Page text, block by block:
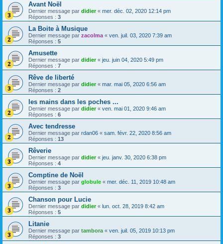
Avant Noël
Dernier message par didier« mer. déc. 02, 2020 12:14 pm
Réponses : 3
La Boite à Musique
Dernier message par zacolma « ven. juil. 03, 2020 7:39 am
Réponses : 5
Amusette
Dernier message par didier« jeu. juin 04, 2020 5:49 pm
Réponses : 7
Rêve de liberté
Dernier message par didier« mar. mai 05, 2020 6:56 am
Réponses : 2
les mains dans les poches ...
Dernier message par didier« ven. mai 01, 2020 9:46 am
Réponses : 6
Avec tendresse
Dernier message par rdan06 « sam. févr. 22, 2020 8:56 am
Réponses : 13
Rêverie
Dernier message par didier« jeu. janv. 30, 2020 6:38 pm
Réponses : 4
Comptine de Noël
Dernier message par globule « mer. déc. 11, 2019 10:48 am
Réponses : 3
Chanson pour Lucie
Dernier message par didier« lun. oct. 28, 2019 8:42 am
Réponses : 5
Litanie
Dernier message par tambora « ven. juil. 05, 2019 10:13 pm
Réponses : 3